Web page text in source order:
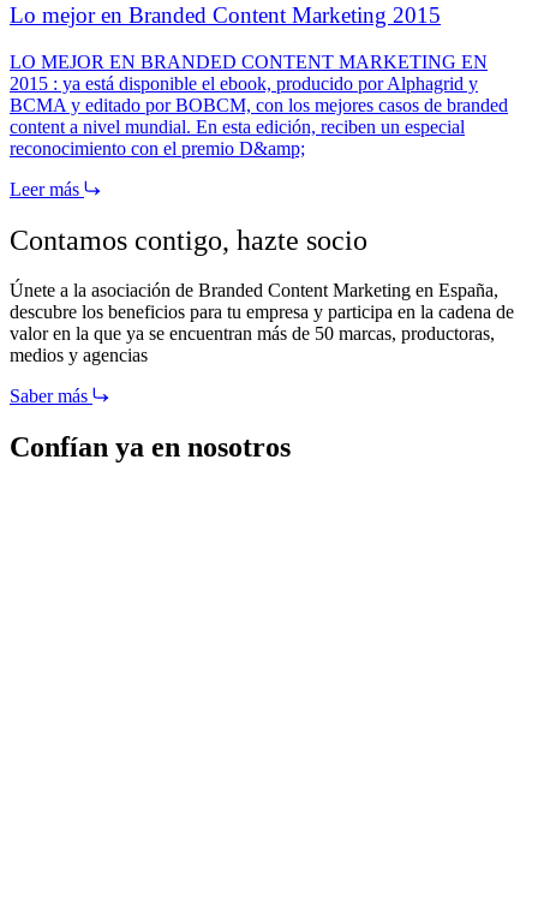
Lo mejor en Branded Content Marketing 2015
LO MEJOR EN BRANDED CONTENT MARKETING EN
2015 : ya está disponible el ebook, producido por Alphagrid y
BCMA y editado por BOBCM, con los mejores casos de branded
content a nivel mundial. En esta edición, reciben un especial
reconocimiento con el premio D&amp;
Leer más
Contamos contigo, hazte socio
Únete a la asociación de Branded Content Marketing en España,
descubre los beneficios para tu empresa y participa en la cadena de
valor en la que ya se encuentran más de 50 marcas, productoras,
medios y agencias
Saber más
Confían ya en nosotros